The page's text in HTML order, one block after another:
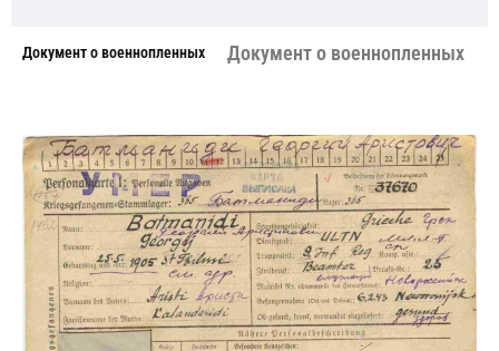
Документ о военнопленных Документ о военнопленных